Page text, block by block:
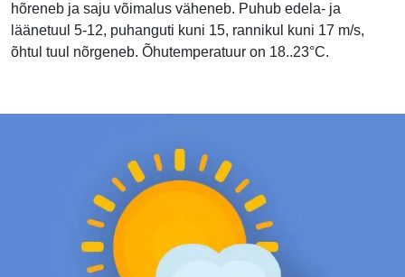
hõreneb ja saju võimalus väheneb. Puhub edela- ja
läänetuul 5-12, puhanguti kuni 15, rannikul kuni 17 m/s,
õhtul tuul nõrgeneb. Õhutemperatuur on 18..23°C.